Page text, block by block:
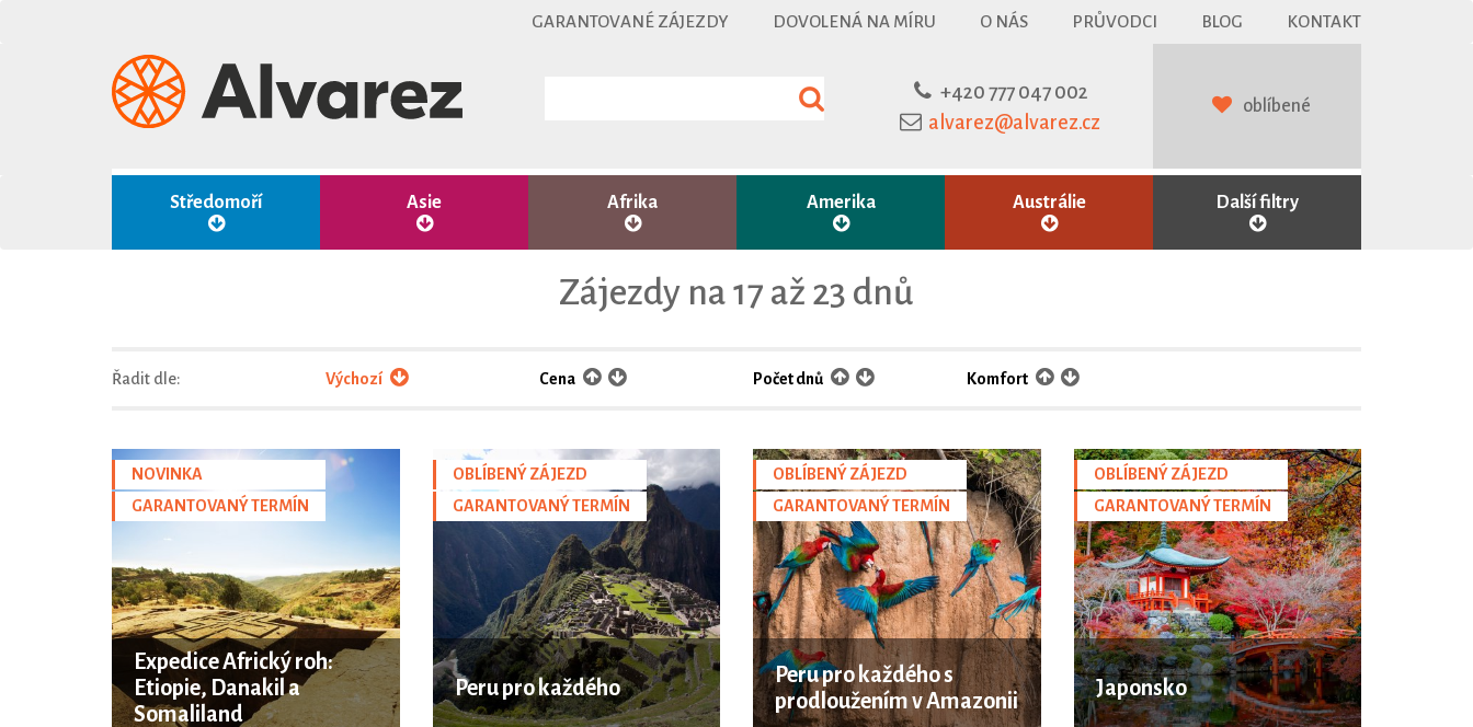
GARANTOVANÉ ZÁJEZDY DOVOLENÁ NA MÍRU O NÁS PRŮVODCI BLOG KONTAKT
+420 777 047 002
alvarez@alvarez.cz
oblíbené
Středomoří Asie Afrika Amerika Austrálie Další filtry
Zájezdy na 17 až 23 dnů
Řadit dle: Výchozí Cena Počet dnů Komfort
NOVINKA
GARANTOVANÝ TERMÍN
Expedice Africký roh:
Etiopie, Danakil a
Somaliland
OBLÍBENÝ ZÁJEZD
GARANTOVANÝ TERMÍN
Peru pro každého
OBLÍBENÝ ZÁJEZD
GARANTOVANÝ TERMÍN
Peru pro každého s
prodloužením v Amazonii
OBLÍBENÝ ZÁJEZD
GARANTOVANÝ TERMÍN
Japonsko